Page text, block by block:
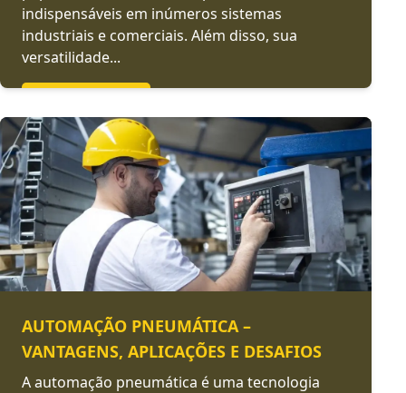
indispensáveis em inúmeros sistemas
industriais e comerciais. Além disso, sua
versatilidade...
AUTOMAÇÃO PNEUMÁTICA –
VANTAGENS, APLICAÇÕES E DESAFIOS
A automação pneumática é uma tecnologia